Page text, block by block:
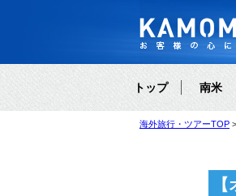
トップ 南米
海外旅行・ツアーTOP